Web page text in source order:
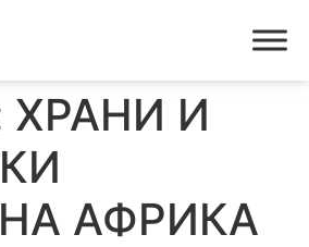
ХРАНИ И
АФРИКА